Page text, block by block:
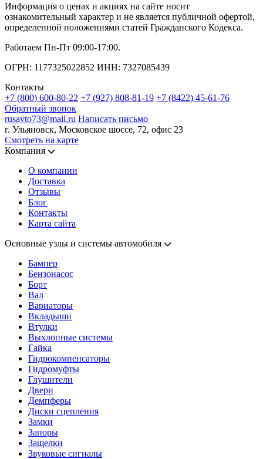
Информация о ценах и акциях на сайте носит
ознакомительный характер и не является публичной офертой,
определенной положениями статей Гражданского Кодекса.
Работаем Пн-Пт 09:00-17:00.
ОГРН: 1177325022852 ИНН: 7327085439
Контакты
+7 (800) 600-80-22 +7 (927) 808-81-19 +7 (8422) 45-61-76
Обратный звонок
rusavto73@mail.ru Написать письмо
г. Ульяновск, Московское шоссе, 72, офис 23
Смотреть на карте
Компания
О компании
Доставка
Отзывы
Блог
Контакты
Карта сайта
Основные узлы и системы автомобиля
Бампер
Бензонасос
Борт
Вал
Вариаторы
Вкладыши
Втулки
Выхлопные системы
Гайка
Гидрокомпенсаторы
Гидромуфты
Глушители
Двери
Демпферы
Диски сцепления
Замки
Запоры
Защелки
Звуковые сигналы